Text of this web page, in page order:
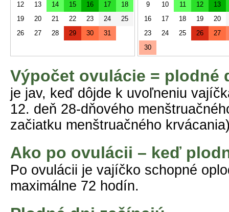
12
13 14 15 16 17
18
19
20 21 22 23 24
25
26
27 28 29 30 31
9
10 11 12
13
16
17 18 19
20
23
24 25 26
27
30
Výpočet ovulácie = plodné
je jav, keď dôjde k uvoľneniu
12. deň 28-dňového
začiatku menštruačného
Ako po ovulácii – keď
Po ovulácii je vajíčko schopné
maximálne 72 hodín.